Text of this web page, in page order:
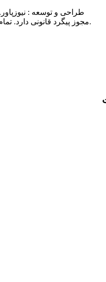
مجوز پیگرد قانونی دارد. تمام حقوق برای نیوزپاور محفوظ است.